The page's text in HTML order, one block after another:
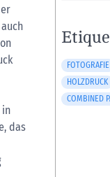
in
das
FOTOGRAFIE
HOLZDRUCK
COMBINED